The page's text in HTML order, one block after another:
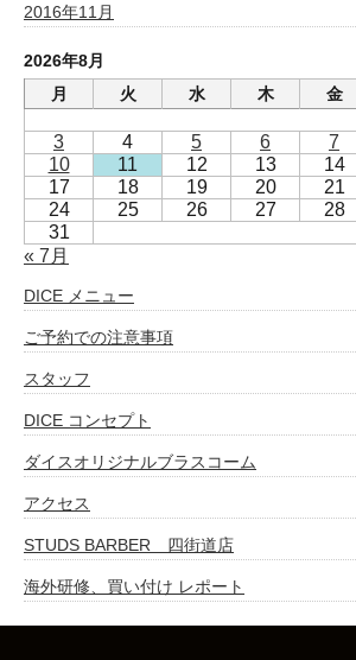
2016年11月
2026年8月
月
火 水 木 金
3
4 5 6 7
10
11 12 13 14
17
18 19 20 21
24
25 26 27 28
31
« 7月
DICE メニュー
ご予約での注意事項
スタッフ
DICE コンセプト
ダイスオリジナルブラスコーム
アクセス
STUDS BARBER 四街道店
海外研修、買い付け レポート